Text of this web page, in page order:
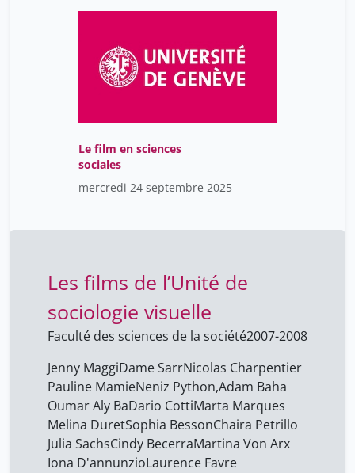
Le film en sciences
sociales
mercredi 24 septembre 2025
Les films de l’Unité de
sociologie visuelle
Faculté des sciences de la société2007-2008
Jenny MaggiDame SarrNicolas Charpentier
Pauline MamieNeniz Python,Adam Baha
Oumar Aly BaDario CottiMarta Marques
Melina DuretSophia BessonChaira Petrillo
Julia SachsCindy BecerraMartina Von Arx
Iona D'annunzioLaurence Favre